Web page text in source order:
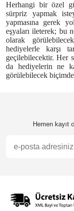
Herhangi bir özel
sürpriz yapmak
yapmasına gerek
eşyaları ileterek; bu
olarak
hediyelerle karşı
geçilebilecektir. Her
da hediyelerin ne
görülebilecek
Hemen kayıt